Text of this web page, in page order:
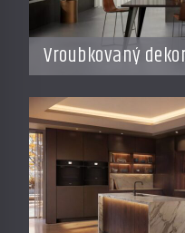
Vroubkovaný
interiéry